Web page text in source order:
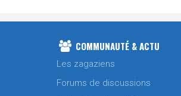
COMMUNAUTÉ & ACTU
Les zagaziens
Forums de discussions